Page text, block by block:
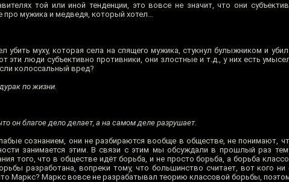
той или иной тенденции, это вовсе не значит, что они
про мужика и медведя, который хотел…
убить муху, которая села на спящего мужика, стукнул булыжником и
эти люди субъективно противники, они злостные и т.д., у них есть
колоссальный вред?
по жизни.
он благое дело делает, а на самом деле разрушает.
сознанием, они не разбираются вообще в обществе, не понимают,
занимается этим. В связи с этим мы обсуждали в прошлый раз
того, что в обществе идёт борьба, и не просто борьба, а борьба
разработана, вопреки тому, что большинство считает, вот кого
Маркс? Маркс вовсе не разрабатывал теорию классовой борьбы,